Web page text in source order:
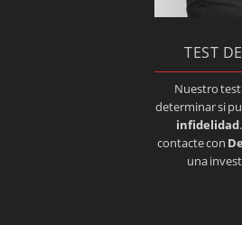
TEST
Nuestro
determinar si
infidelidad
contacte con
una